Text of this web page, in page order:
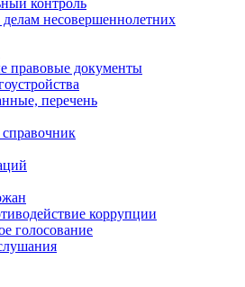
контроль
несовершеннолетних
правовые документы
перечень
коррупции
голосование